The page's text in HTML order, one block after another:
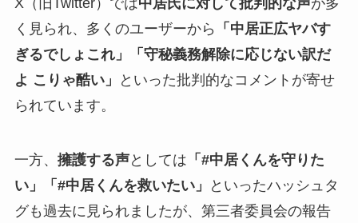
く見られ、多くのユーザーから
「中居正広ヤバす
ぎるでしょこれ」「守秘義務解除に応じない訳だ
よ こりゃ酷い」
といった批判的なコメントが寄せ
られています。
一方、 擁護する声としては 「#中居くんを守りた
い」「#中居くんを救いたい」
といったハッシュタ
グも過去に見られましたが、第三者委員会の報告